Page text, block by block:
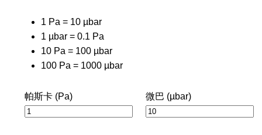
1 Pa = 10 µbar
1 µbar = 0.1 Pa
10 Pa = 100 µbar
100 Pa = 1000 µbar
帕斯卡 (Pa) 微巴 (µbar)